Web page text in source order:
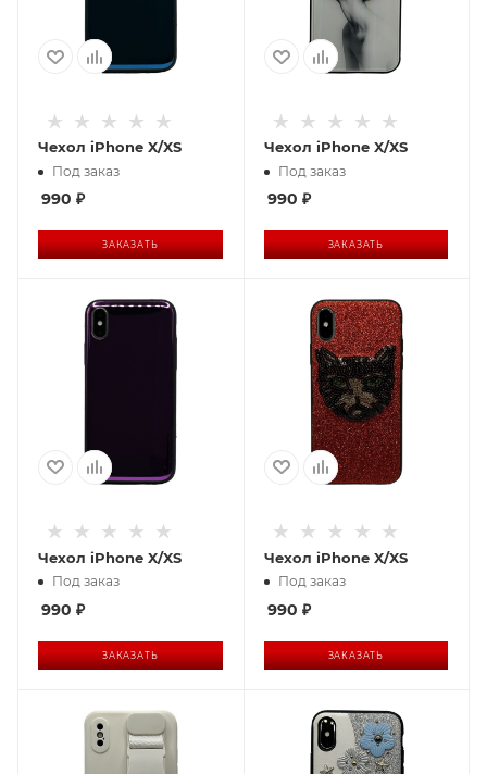
Чехол iPhone X/XS
Под заказ
990 ₽
ЗАКАЗАТЬ
Чехол iPhone X/XS
Под заказ
990 ₽
ЗАКАЗАТЬ
Чехол iPhone X/XS
Под заказ
990 ₽
ЗАКАЗАТЬ
Чехол iPhone X/XS
Под заказ
990 ₽
ЗАКАЗАТЬ